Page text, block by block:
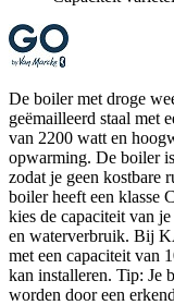
De boiler met droge
geëmailleerd staal met
van 2200 watt en
opwarming. De boiler
zodat je geen kostbare
boiler heeft een klasse
kies de capaciteit van
en waterverbruik. Bij
met een capaciteit van
kan installeren. Tip: Je
worden door een